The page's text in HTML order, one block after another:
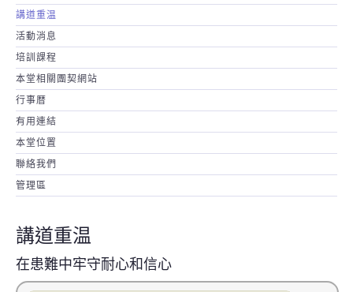
關於我們
講道重温
活動消息
培訓課程
本堂相關團契網站
行事暦
有用連結
本堂位置
聯絡我們
管理區
講道重温
在患難中牢守耐心和信心